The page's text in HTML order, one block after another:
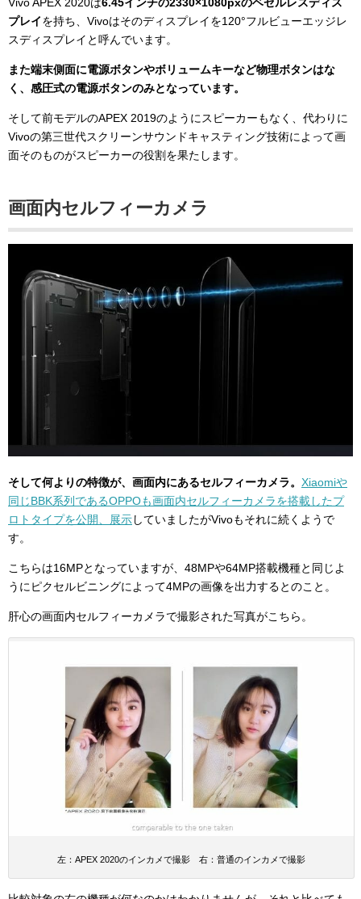
Vivo APEX 2020は6.45インチの2330×1080pxのベゼルレスディス
プレイを持ち、Vivoはそのディスプレイを120°フルビューエッジレ
スディスプレイと呼んでいます。
また端末側面に電源ボタンやボリュームキーなど物理ボタンはな
く、感圧式の電源ボタンのみとなっています。
そして前モデルのAPEX 2019のようにスピーカーもなく、代わりに
Vivoの第三世代スクリーンサウンドキャスティング技術によって画
面そのものがスピーカーの役割を果たします。
画面内セルフィーカメラ
そして何よりの特徴が、画面内にあるセルフィーカメラ。 Xiaomiや
同じBBK系列であるOPPOも画面内セルフィーカメラを搭載したプ
ロトタイプを公開、展示していましたがVivoもそれに続くようで
す。
こちらは16MPとなっていますが、48MPや64MP搭載機種と同じよ
うにピクセルビニングによって4MPの画像を出力するとのこと。
肝心の画面内セルフィーカメラで撮影された写真がこちら。
左：APEX 2020のインカメで撮影 右：普通のインカメで撮影